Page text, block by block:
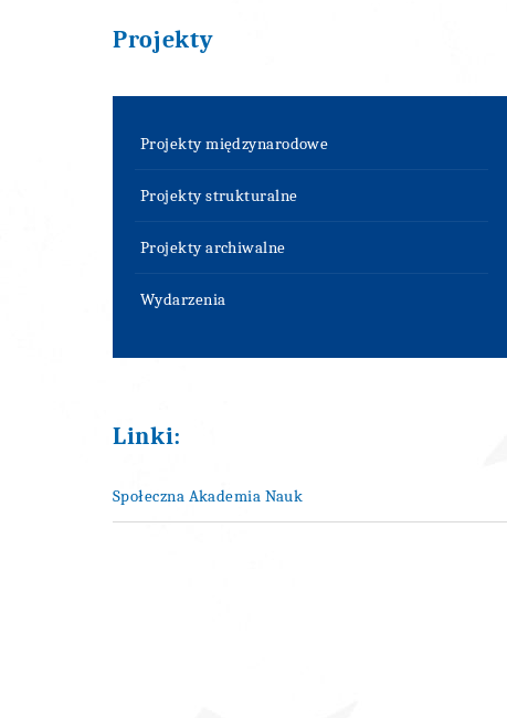
Projekty
Projekty międzynarodowe
Projekty strukturalne
Projekty archiwalne
Wydarzenia
Linki:
Społeczna Akademia Nauk